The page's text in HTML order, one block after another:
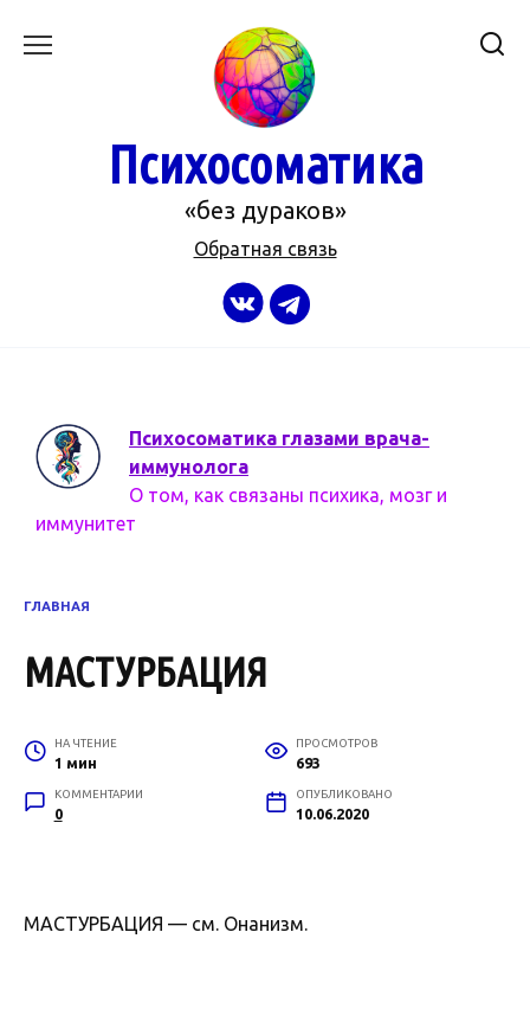
Психосоматика
«без дураков»
Обратная связь
Психосоматика глазами врача-
иммунолога
О том, как связаны психика, мозг и
иммунитет
ГЛАВНАЯ
МАСТУРБАЦИЯ
НА ЧТЕНИЕ
1 мин
ПРОСМОТРОВ
693
КОММЕНТАРИИ
0
ОПУБЛИКОВАНО
10.06.2020
МАСТУРБАЦИЯ — см. Онанизм.